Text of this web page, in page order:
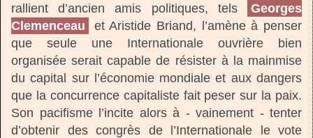
rallient d’ancien amis politiques, tels
Georges
Clemenceau
et Aristide Briand, l’amène à penser
que seule une Internationale ouvrière bien
organisée serait capable de résister à la mainmise
du capital sur l’économie mondiale et aux dangers
que la concurrence capitaliste fait peser sur la paix.
Son pacifisme l’incite alors à - vainement - tenter
d’obtenir des congrès de l’Internationale le vote